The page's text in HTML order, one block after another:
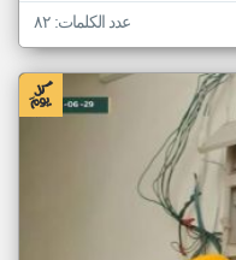
عدد الكلمات: ٨٢